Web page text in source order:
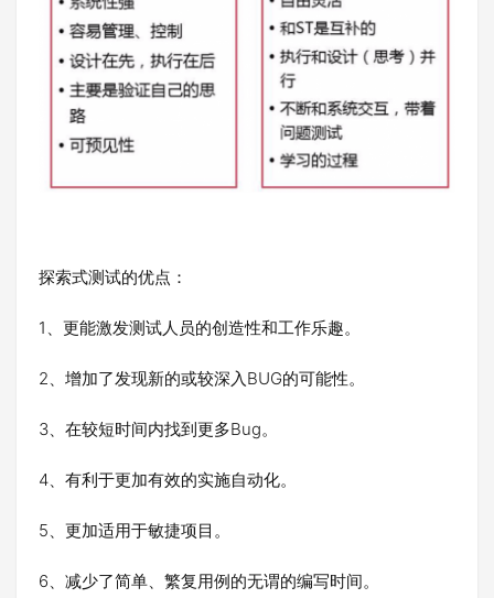
探索式测试的优点：
1、更能激发测试人员的创造性和工作乐趣。
2、增加了发现新的或较深入BUG的可能性。
3、在较短时间内找到更多Bug。
4、有利于更加有效的实施自动化。
5、更加适用于敏捷项目。
6、减少了简单、繁复用例的无谓的编写时间。